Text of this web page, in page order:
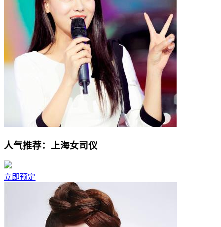
人气推荐：上海女司仪
立即预定